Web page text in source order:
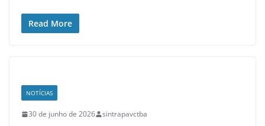
Read More
NOTÍCIAS
30 de junho de 2026 sintrapavctba